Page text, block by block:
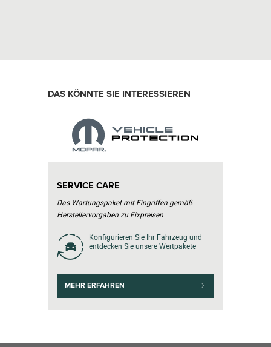
DAS KÖNNTE SIE INTERESSIEREN
SERVICE CARE
Das Wartungspaket mit Eingriffen gemäß
Herstellervorgaben zu Fixpreisen
Konfigurieren Sie Ihr Fahrzeug und
entdecken Sie unsere Wertpakete
MEHR ERFAHREN